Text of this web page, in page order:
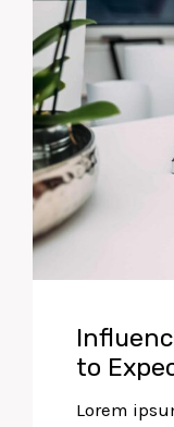
to
Lorem